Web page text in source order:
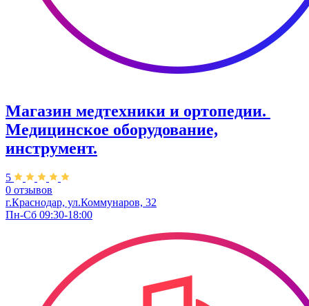
Магазин медтехники и ортопедии. ​
Медицинское оборудование,
инструмент.
5
0 отзывов
​г.Краснодар, ул.Коммунаров, 32​
Пн-Сб 09:30-18:00